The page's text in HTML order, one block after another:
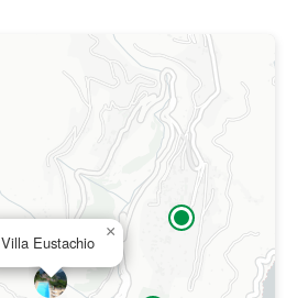
Villa Eustachio
×